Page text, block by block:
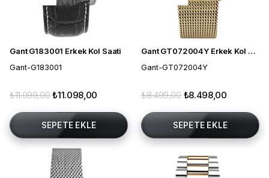
Gant G183001 Erkek Kol Saati
Gant-G183001
₺11.098,00
₺11.099,00
SEPETE EKLE
Gant GT072004Y Erkek Kol Saati
Gant-GT072004Y
₺8.498,00
₺8.499,00
SEPETE EKLE